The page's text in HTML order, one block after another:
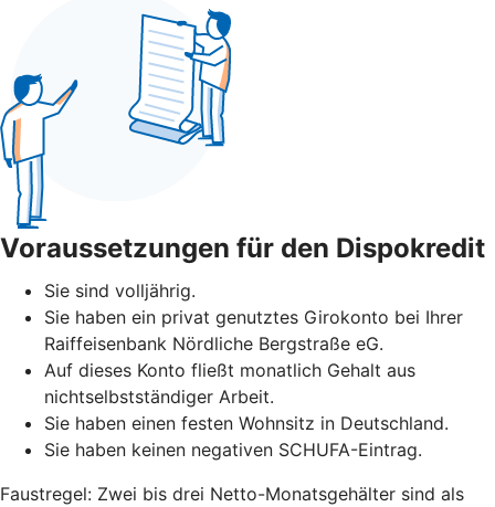
Voraussetzungen für den Dispokredit
Sie sind volljährig.
Sie haben ein privat genutztes Girokonto bei Ihrer
Raiffeisenbank Nördliche Bergstraße eG.
Auf dieses Konto fließt monatlich Gehalt aus
nichtselbstständiger Arbeit.
Sie haben einen festen Wohnsitz in Deutschland.
Sie haben keinen negativen SCHUFA-Eintrag.
Faustregel: Zwei bis drei Netto-Monatsgehälter sind als